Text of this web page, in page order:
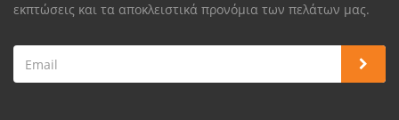
εκπτώσεις και τα αποκλειστικά προνόμια των πελάτων μας.